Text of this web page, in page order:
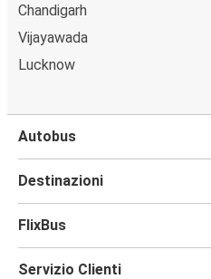
Chandigarh
Vijayawada
Lucknow
Autobus
Destinazioni
FlixBus
Servizio Clienti